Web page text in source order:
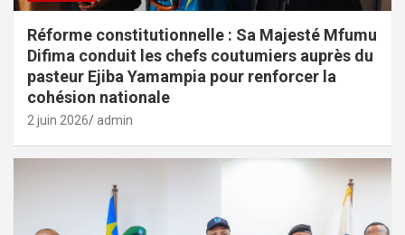
Réforme constitutionnelle : Sa Majesté Mfumu
Difima conduit les chefs coutumiers auprès du
pasteur Ejiba Yamampia pour renforcer la
cohésion nationale
2 juin 2026 admin